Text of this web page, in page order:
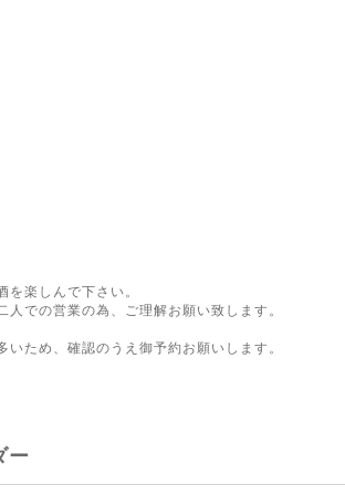
楽しんで下さい。
での営業の為、ご理解お願い致します。
ため、確認のうえ御予約お願いします。
ー